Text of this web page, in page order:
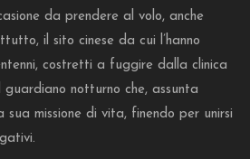
da prendere al volo, anche
il sito cinese da cui l’hanno
costretti a fuggire dalla clinica
guardiano notturno che, assunta
missione di vita, finendo per unirsi